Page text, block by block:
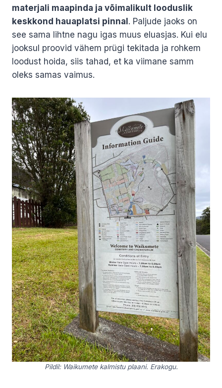
materjali maapinda ja võimalikult looduslik
keskkond hauaplatsi pinnal. Paljude jaoks on
see sama lihtne nagu igas muus eluasjas. Kui elu
jooksul proovid vähem prügi tekitada ja rohkem
loodust hoida, siis tahad, et ka viimane samm
oleks samas vaimus.
Pildil: Waikumete kalmistu plaani. Erakogu.